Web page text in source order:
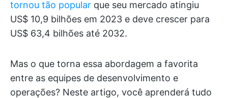
tornou tão popular que seu mercado atingiu
US$ 10,9 bilhões em 2023 e deve crescer para
US$ 63,4 bilhões até 2032.
Mas o que torna essa abordagem a favorita
entre as equipes de desenvolvimento e
operações? Neste artigo, você aprenderá tudo